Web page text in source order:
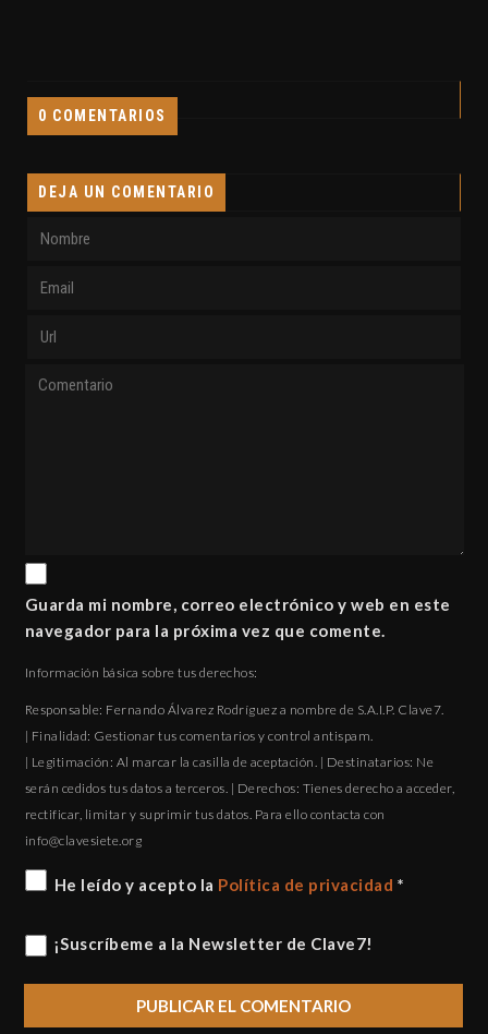
0 COMENTARIOS
DEJA UN COMENTARIO
Guarda mi nombre, correo electrónico y web en este
navegador para la próxima vez que comente.
Información básica sobre tus derechos:
Responsable: Fernando Álvarez Rodríguez a nombre de S.A.I.P. Clave7.
| Finalidad: Gestionar tus comentarios y control antispam.
| Legitimación: Al marcar la casilla de aceptación. | Destinatarios: Ne
serán cedidos tus datos a terceros. | Derechos: Tienes derecho a acceder,
rectificar, limitar y suprimir tus datos. Para ello contacta con
gro.eteisevalc@ofni
He leído y acepto la Política de privacidad *
¡Suscríbeme a la Newsletter de Clave7!